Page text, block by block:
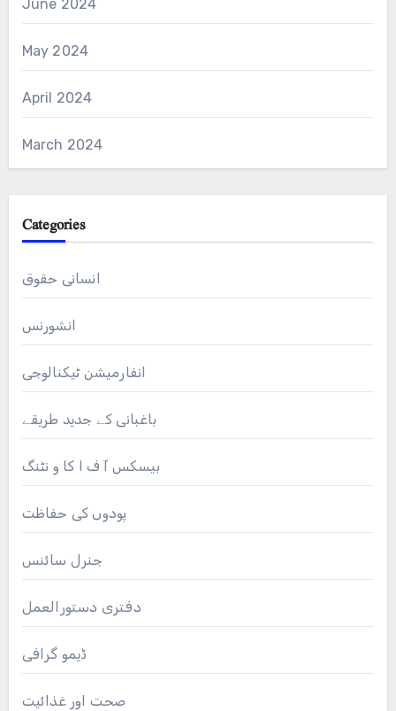
June 2024
May 2024
April 2024
March 2024
Categories
انسانی حقوق
انشورنس
انفارمیشن ٹیکنالوجی
باغبانی کے جدید طریقے
بیسکس آ ف ا کا و نٹنگ
پودوں کی حفاظت
جنرل سائنس
دفتری دستورالعمل
ڈیمو گرافی
صحت اور غذائیت